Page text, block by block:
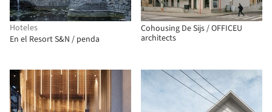
Hoteles
En el Resort S&N / penda
Cohousing De Sijs / OFFICEU
architects